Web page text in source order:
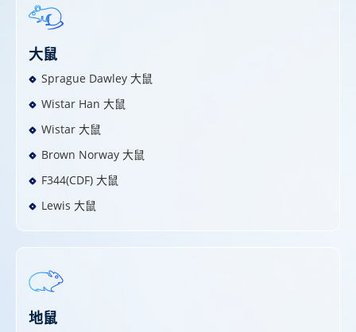
大鼠
Sprague Dawley 大鼠
Wistar Han 大鼠
Wistar 大鼠
Brown Norway 大鼠
F344(CDF) 大鼠
Lewis 大鼠
地鼠